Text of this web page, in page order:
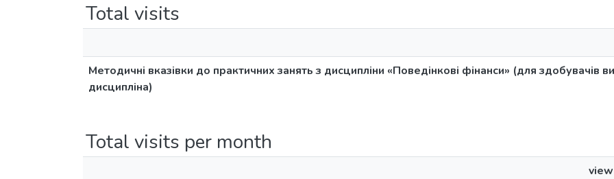
Total visits
Методичні вказівки до практичних занять з дисципліни «Поведінкові фінанси» (для здобувачів
дисципліна)
Total visits per month